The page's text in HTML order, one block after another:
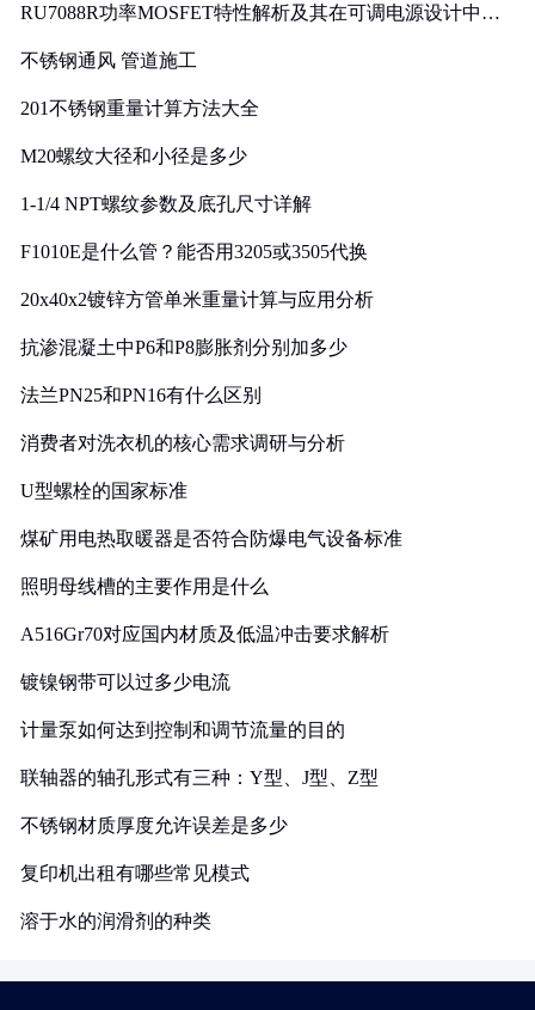
RU7088R功率MOSFET特性解析及其在可调电源设计中的
不锈钢通风 管道施工
201不锈钢重量计算方法大全
M20螺纹大径和小径是多少
1-1/4 NPT螺纹参数及底孔尺寸详解
F1010E是什么管？能否用3205或3505代换
20x40x2镀锌方管单米重量计算与应用分析
抗渗混凝土中P6和P8膨胀剂分别加多少
法兰PN25和PN16有什么区别
消费者对洗衣机的核心需求调研与分析
U型螺栓的国家标准
煤矿用电热取暖器是否符合防爆电气设备标准
照明母线槽的主要作用是什么
A516Gr70对应国内材质及低温冲击要求解析
镀镍钢带可以过多少电流
计量泵如何达到控制和调节流量的目的
联轴器的轴孔形式有三种：Y型、J型、Z型
不锈钢材质厚度允许误差是多少
复印机出租有哪些常见模式
溶于水的润滑剂的种类